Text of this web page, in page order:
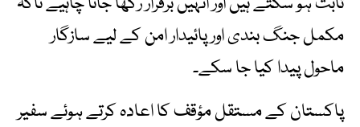
مکمل جنگ بندی اور پائیدار امن کے لیے سازگار
ماحول پیدا کیا جا سکے۔
پاکستان کے مستقل مؤقف کا اعادہ کرتے ہوئے سفیر